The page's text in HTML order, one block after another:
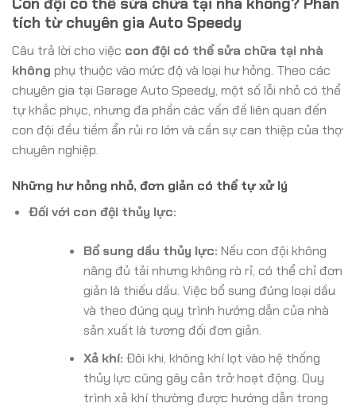
tích từ chuyên gia Auto Speedy
Câu trả lời cho việc con đội có thể sửa chữa tại nhà
không phụ thuộc vào mức độ và loại hư hỏng. Theo các
chuyên gia tại Garage Auto Speedy, một số lỗi nhỏ có thể
tự khắc phục, nhưng đa phần các vấn đề liên quan đến
con đội đều tiềm ẩn rủi ro lớn và cần sự can thiệp của thợ
chuyên nghiệp.
Những hư hỏng nhỏ, đơn giản có thể tự xử lý
Đối với con đội thủy lực:
Bổ sung dầu thủy lực: Nếu con đội không
nâng đủ tải nhưng không rò rỉ, có thể chỉ đơn
giản là thiếu dầu. Việc bổ sung đúng loại dầu
và theo đúng quy trình hướng dẫn của nhà
sản xuất là tương đối đơn giản.
Xả khí: Đôi khi, không khí lọt vào hệ thống
thủy lực cũng gây cản trở hoạt động. Quy
trình xả khí thường được hướng dẫn trong